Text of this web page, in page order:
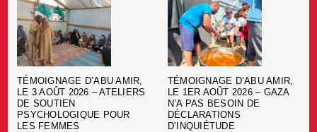
TÉMOIGNAGE D’ABU AMIR,
LE 3 AOÛT 2026 – ATELIERS
DE SOUTIEN
PSYCHOLOGIQUE POUR
LES FEMMES
TÉMOIGNAGE D’ABU AMIR,
LE 1ER AOÛT 2026 – GAZA
N’A PAS BESOIN DE
DÉCLARATIONS
D’INQUIÉTUDE